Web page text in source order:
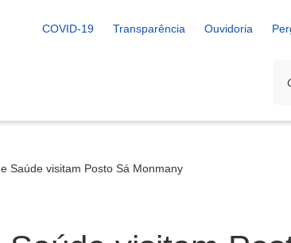
COVID-19 Transparência Ouvidoria
Saúde visitam Posto Sá Monmany